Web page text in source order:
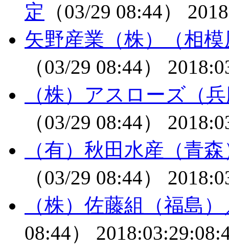
定 （03/29 08:44）
矢野産業（株）（相
（03/29 08:44）
（株）アスローズ（
（03/29 08:44）
（有）秋田水産（青
（03/29 08:44）
（株）佐藤組（福島
08:44）